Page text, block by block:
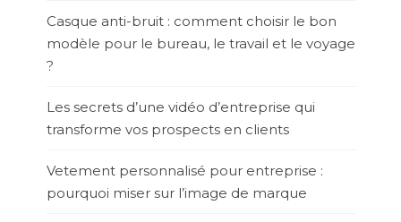
Casque anti-bruit : comment choisir le bon
modèle pour le bureau, le travail et le voyage
?
Les secrets d’une vidéo d’entreprise qui
transforme vos prospects en clients
Vetement personnalisé pour entreprise :
pourquoi miser sur l’image de marque